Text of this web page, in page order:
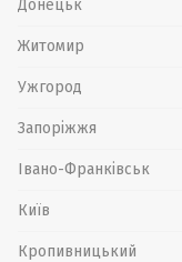
Донецьк
Житомир
Ужгород
Запоріжжя
Івано-Франківськ
Київ
Кропивницький